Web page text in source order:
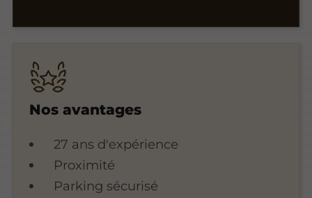
Nos avantages
27 ans d'expérience
Proximité
Parking sécurisé